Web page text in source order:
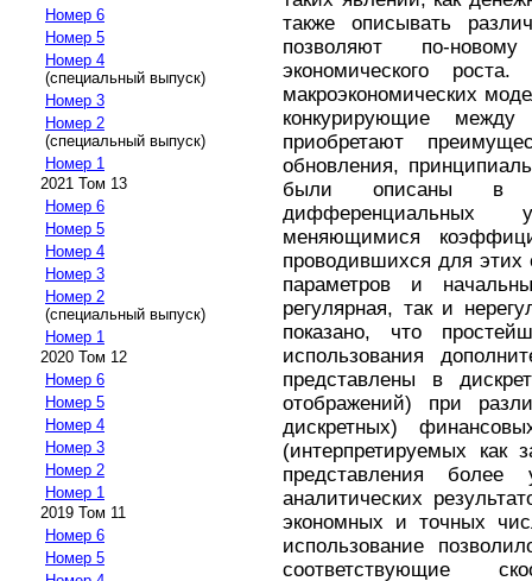
Номер 6
Номер 5
Номер 4
(специальный выпуск)
Номер 3
Номер 2
(специальный выпуск)
Номер 1
2021 Том 13
Номер 6
Номер 5
Номер 4
Номер 3
Номер 2
(специальный выпуск)
Номер 1
2020 Том 12
Номер 6
Номер 5
Номер 4
Номер 3
Номер 2
Номер 1
2019 Том 11
Номер 6
Номер 5
также описывать
позволяют по-
экономического
макроэкономических
конкурирующие
приобретают
обновления,
были описаны в
дифференциальных
меняющимися
проводившихся для этих
параметров и
регулярная, так и
показано, что
использования
представлены в
отображений) при
дискретных)
(интерпретируемых
представления более
аналитических
экономных и точных
использование
соответствующие